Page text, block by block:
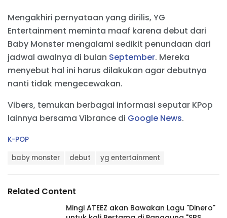
Mengakhiri pernyataan yang dirilis, YG
Entertainment meminta maaf karena debut dari
Baby Monster mengalami sedikit penundaan dari
jadwal awalnya di bulan September. Mereka
menyebut hal ini harus dilakukan agar debutnya
nanti tidak mengecewakan.
Vibers, temukan berbagai informasi seputar KPop
lainnya bersama Vibrance di Google News.
C
r
K-POP
:
baby monster debut yg entertainment
Related Content
Mingi ATEEZ akan Bawakan Lagu "Dinero"